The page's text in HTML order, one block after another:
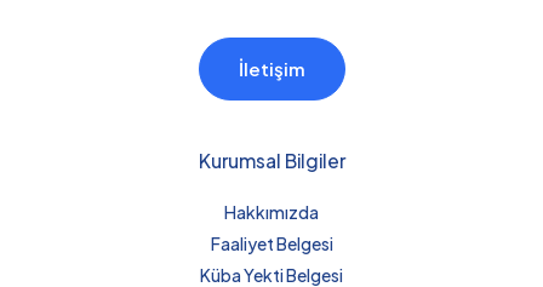
İletişim
Kurumsal Bilgiler
Hakkımızda
Faaliyet Belgesi
Küba Yekti Belgesi